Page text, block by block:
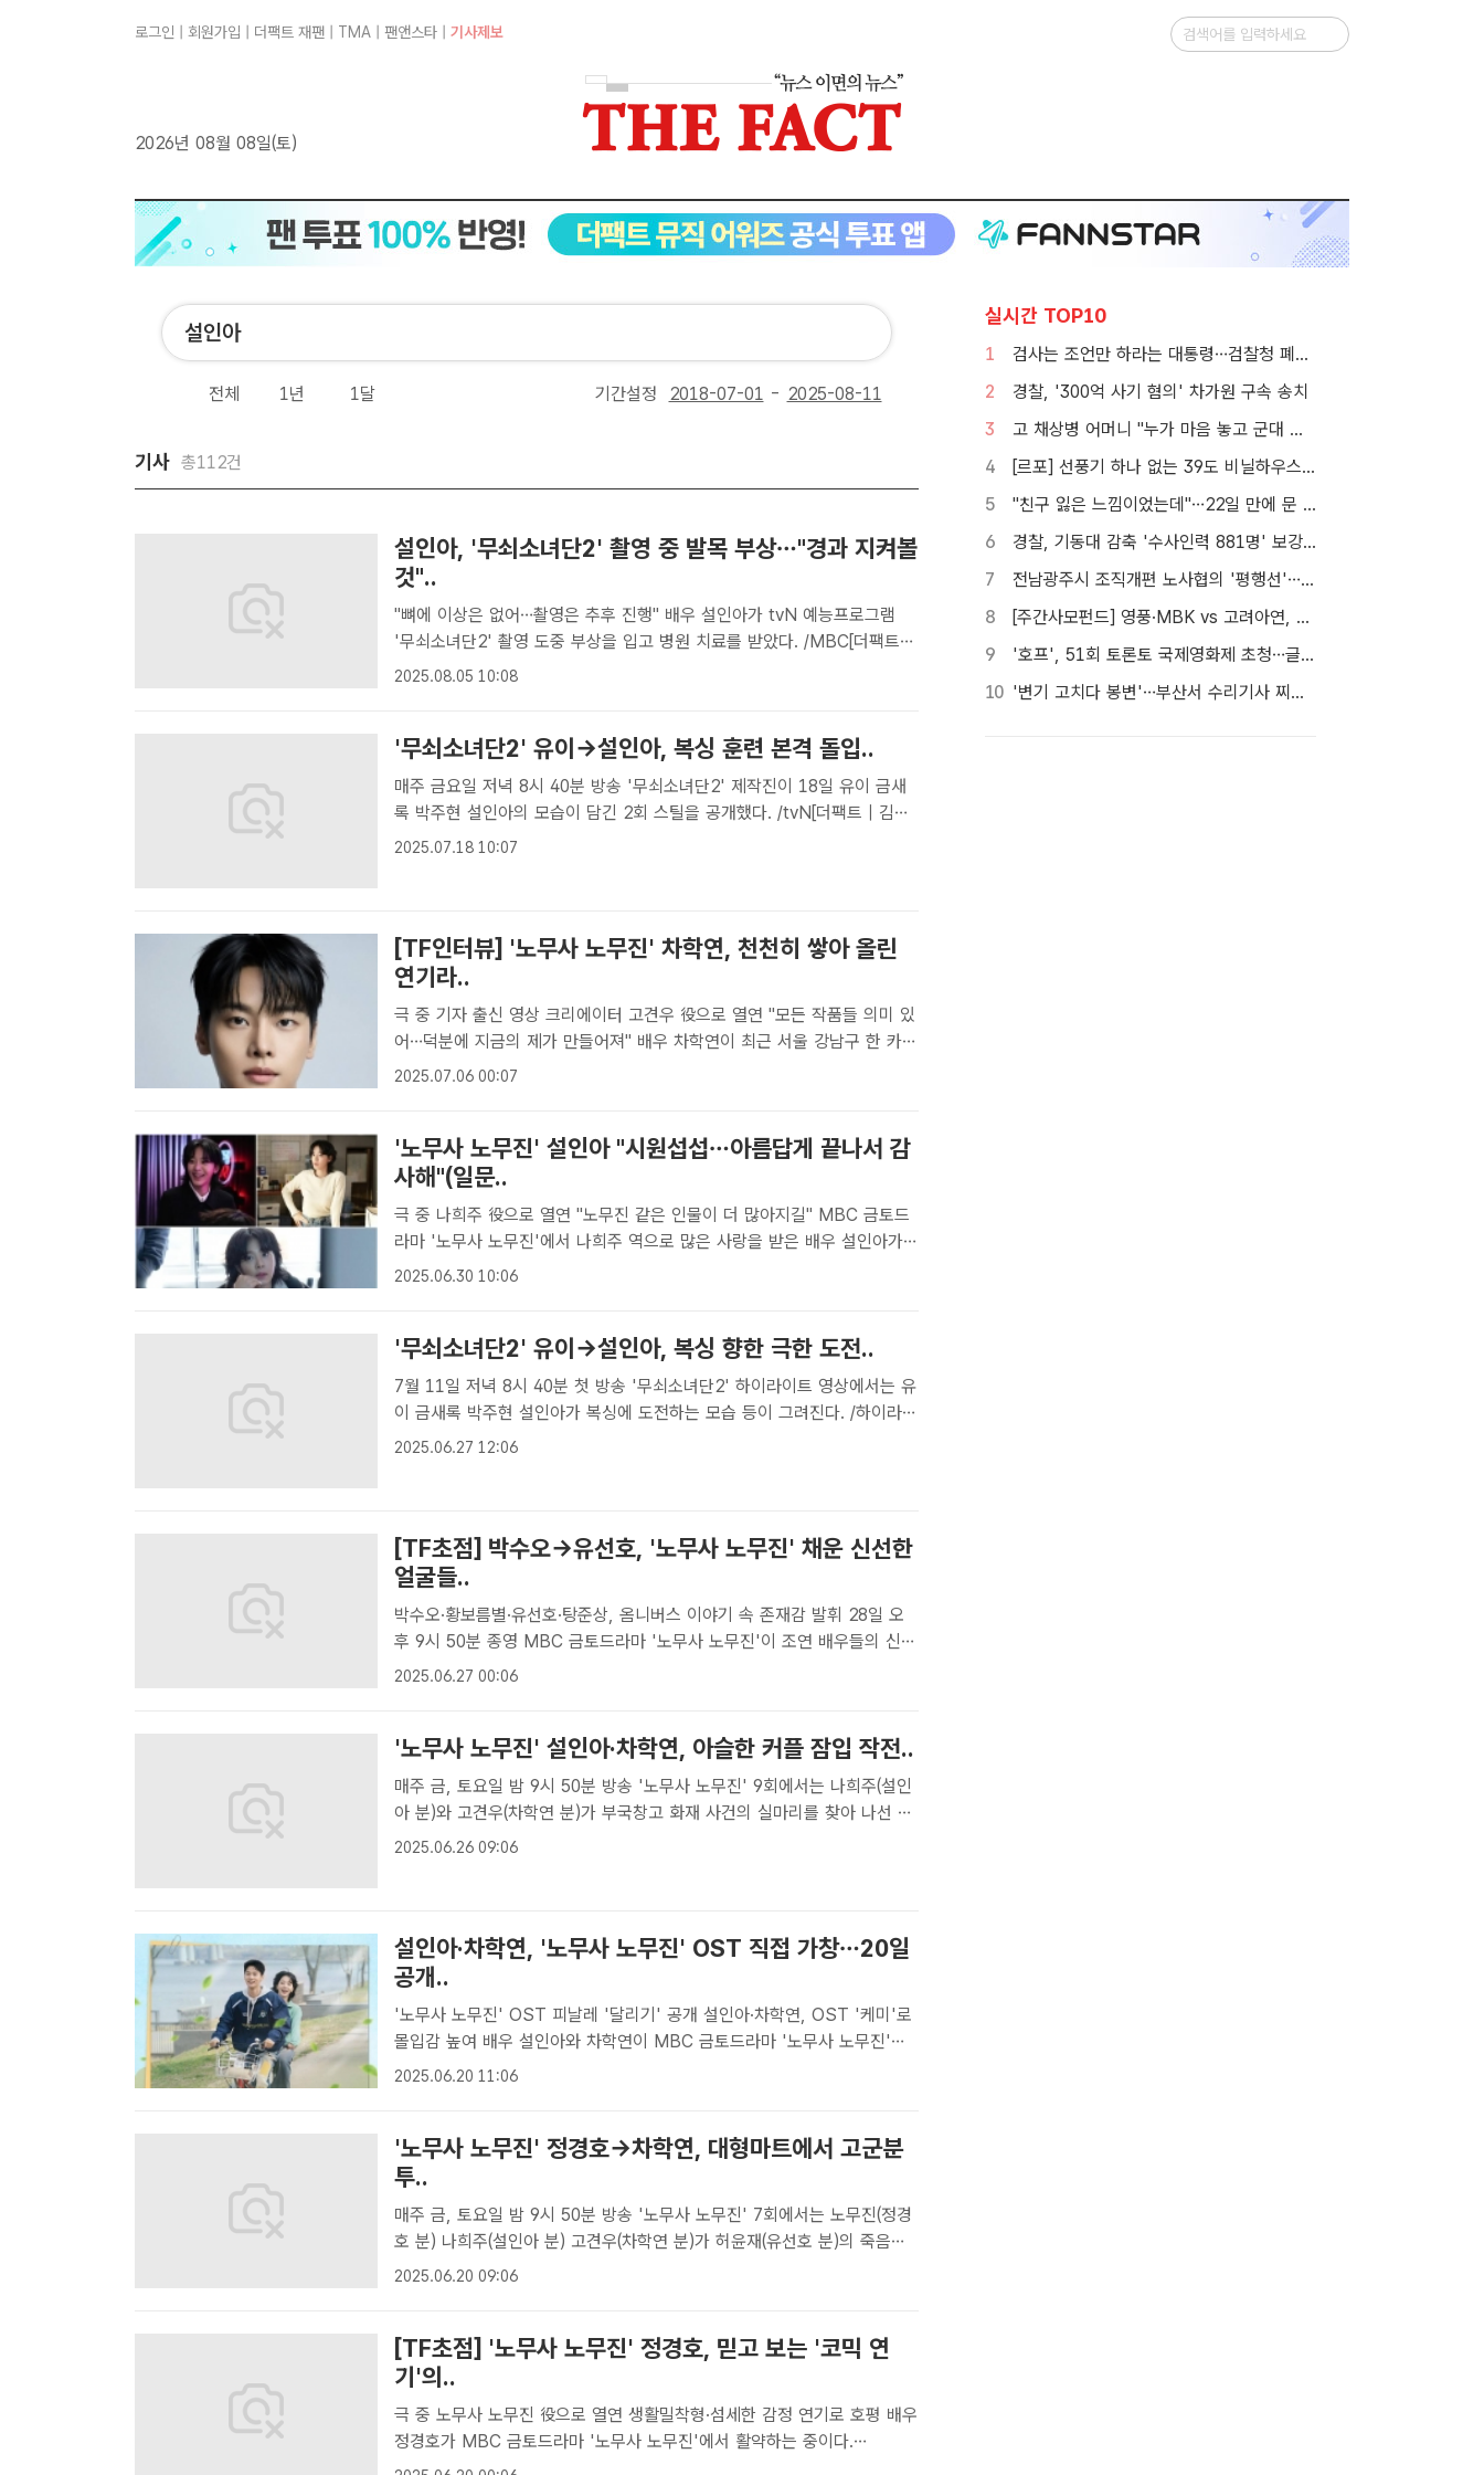
로그인 회원가입 더팩트 재팬 TMA 팬앤스타 기사제보
2026년 08월 08일(토)
전체 1년 1달 기간설정 -
기사 총112건
설인아, '무쇠소녀단2' 촬영 중 발목 부상…"경과 지켜볼
것"..
"뼈에 이상은 없어…촬영은 추후 진행" 배우 설인아가 tvN 예능프로그램
'무쇠소녀단2' 촬영 도중 부상을 입고 병원 치료를 받았다. /MBC[더팩트ㅣ
최수빈 기자] 배우 설인아가 '무쇠소녀단2' 촬영 중 발목을 다쳐 치료를 받
2025.08.05 10:08
'무쇠소녀단2' 유이→설인아, 복싱 훈련 본격 돌입..
매주 금요일 저녁 8시 40분 방송 '무쇠소녀단2' 제작진이 18일 유이 금새
록 박주현 설인아의 모습이 담긴 2회 스틸을 공개했다. /tvN[더팩트 | 김명
주 기자] 배우 유이 금새록 박주현 설인아가 복싱 기본기와 체력을 갈고닦는
2025.07.18 10:07
[TF인터뷰] '노무사 노무진' 차학연, 천천히 쌓아 올린
연기라..
극 중 기자 출신 영상 크리에이터 고견우 役으로 열연 "모든 작품들 의미 있
어…덕분에 지금의 제가 만들어져" 배우 차학연이 최근 서울 강남구 한 카페
에서 <더팩트>와 만나 MBC 금토드라마 '노무사 노무진'과 관련된 이야기
2025.07.06 00:07
'노무사 노무진' 설인아 "시원섭섭…아름답게 끝나서 감
사해"(일문..
극 중 나희주 役으로 열연 "노무진 같은 인물이 더 많아지길" MBC 금토드
라마 '노무사 노무진'에서 나희주 역으로 많은 사랑을 받은 배우 설인아가
종영 소감을 공개했다. /골드메달리스트[더팩트ㅣ최수빈 기자] 배우 설인아
2025.06.30 10:06
'무쇠소녀단2' 유이→설인아, 복싱 향한 극한 도전..
7월 11일 저녁 8시 40분 첫 방송 '무쇠소녀단2' 하이라이트 영상에서는 유
이 금새록 박주현 설인아가 복싱에 도전하는 모습 등이 그려진다. /하이라이
트 영상 캡처[더팩트 | 김명주 기자] 배우 유이 금새록 박주현 설인아가 복싱
2025.06.27 12:06
[TF초점] 박수오→유선호, '노무사 노무진' 채운 신선한
얼굴들..
박수오·황보름별·유선호·탕준상, 옴니버스 이야기 속 존재감 발휘 28일 오
후 9시 50분 종영 MBC 금토드라마 '노무사 노무진'이 조연 배우들의 신선
한 에너지로 눈길을 끌고 있다. /MBC[더팩트ㅣ최수빈 기자] '노무사 노무
2025.06.27 00:06
'노무사 노무진' 설인아·차학연, 아슬한 커플 잠입 작전..
매주 금, 토요일 밤 9시 50분 방송 '노무사 노무진' 9회에서는 나희주(설인
아 분)와 고견우(차학연 분)가 부국창고 화재 사건의 실마리를 찾아 나선 모
습 등이 그려진다. /MBC[더팩트 | 김명주 기자] 배우 설인아 차학연이 사건
2025.06.26 09:06
설인아·차학연, '노무사 노무진' OST 직접 가창…20일
공개..
'노무사 노무진' OST 피날레 '달리기' 공개 설인아·차학연, OST '케미'로
몰입감 높여 배우 설인아와 차학연이 MBC 금토드라마 '노무사 노무진'
OST를 직접 가창한다. /모스트콘텐츠[더팩트ㅣ김샛별 기자] 배우 설인아와
2025.06.20 11:06
'노무사 노무진' 정경호→차학연, 대형마트에서 고군분
투..
매주 금, 토요일 밤 9시 50분 방송 '노무사 노무진' 7회에서는 노무진(정경
호 분) 나희주(설인아 분) 고견우(차학연 분)가 허윤재(유선호 분)의 죽음에
담긴 진실을 파헤치기 위해 대형마트로 향하는 모습 등이 그려진다.
2025.06.20 09:06
[TF초점] '노무사 노무진' 정경호, 믿고 보는 '코믹 연
기'의..
극 중 노무사 노무진 役으로 열연 생활밀착형·섬세한 감정 연기로 호평 배우
정경호가 MBC 금토드라마 '노무사 노무진'에서 활약하는 중이다.
/MBC[더팩트ㅣ최수빈 기자] 역시 '코믹 연기'의 대가다. 배우 정경호가 '노
실시간 TOP10
1
검사는 조언만 하라는 대통령…검찰청 폐지 앞둔 합수본 '딜레마'
2
경찰, '300억 사기 혐의' 차가원 구속 송치
3
고 채상병 어머니 "누가 마음 놓고 군대 보내겠나"…임성근 징역 3년에 분통
4
[르포] 선풍기 하나 없는 39도 비닐하우스…'폭염 악몽' 꾸는 이주노동자
5
"친구 잃은 느낌이었는데"…22일 만에 문 연 홈플러스 가보니[TF현장]
6
경찰, 기동대 감축 '수사인력 881명' 보강…9월 초까지 상피제 시행
7
전남광주시 조직개편 노사협의 '평행선'…핵심부서 배치 결론 못 내
8
[주간사모펀드] 영풍·MBK vs 고려아연, 美 제련소 이름 두고 고발전
9
'호프', 51회 토론토 국제영화제 초청…글로벌 행보 계속
10
'변기 고치다 봉변'…부산서 수리기사 찌른 30대 여성 체포